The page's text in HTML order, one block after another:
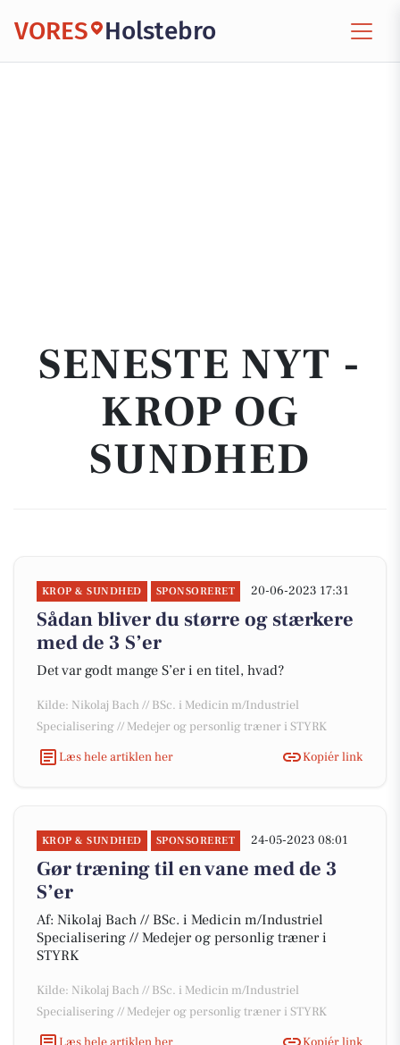
VORES Holstebro
SENESTE NYT -
KROP OG
SUNDHED
KROP & SUNDHED SPONSORERET 20-06-2023 17:31
Sådan bliver du større og stærkere
med de 3 S’er
Det var godt mange S’er i en titel, hvad?
Kilde: Nikolaj Bach // BSc. i Medicin m/Industriel
Specialisering // Medejer og personlig træner i STYRK
Læs hele artiklen her
Kopiér link
KROP & SUNDHED SPONSORERET 24-05-2023 08:01
Gør træning til en vane med de 3
S’er
Af: Nikolaj Bach // BSc. i Medicin m/Industriel
Specialisering // Medejer og personlig træner i
STYRK
Kilde: Nikolaj Bach // BSc. i Medicin m/Industriel
Specialisering // Medejer og personlig træner i STYRK